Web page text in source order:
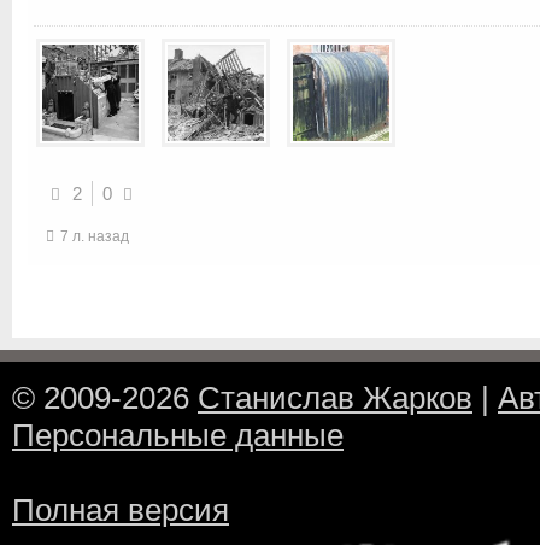
2 0
7 л. назад
© 2009-2026 Станислав Жарков |
Персональные данные
Полная версия